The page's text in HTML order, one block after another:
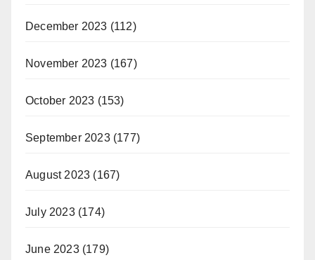
December 2023 (112)
November 2023 (167)
October 2023 (153)
September 2023(177)
August 2023 (167)
July 2023(174)
June 2023(179)